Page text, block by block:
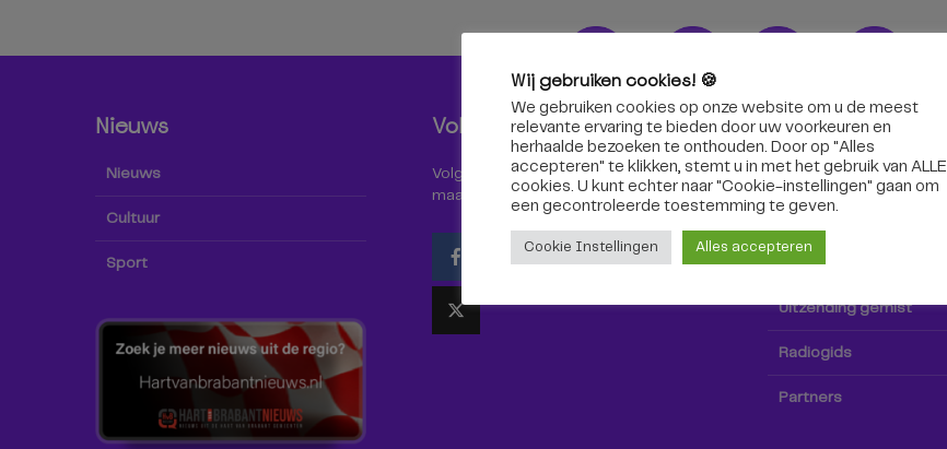
Nieuws
Nieuws
Cultuur
Sport
Volg ons!
Volg Omroep Tilburg niet alleen hier,
maar ook via social media!
Radio & TV
Kijk tv
Radio
TV-gids
Uitzending gemist
Radiogids
Partners
Wij gebruiken cookies! 🍪
We gebruiken cookies op onze website om u de meest
relevante ervaring te bieden door uw voorkeuren en
herhaalde bezoeken te onthouden. Door op "Alles
accepteren" te klikken, stemt u in met het gebruik van ALLE
cookies. U kunt echter naar "Cookie-instellingen" gaan om
een ​​gecontroleerde toestemming te geven.
Cookie Instellingen Alles accepteren